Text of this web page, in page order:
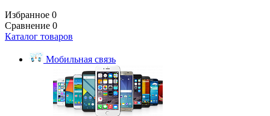
Избранное 0
Сравнение 0
Каталог товаров
Мобильная связь